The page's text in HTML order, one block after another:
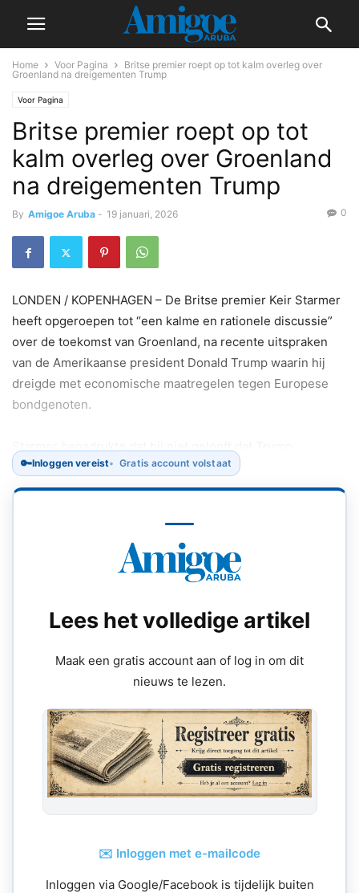
Home Voor Pagina
Britse premier roept op tot kalm overleg over
Groenland na dreigementen Trump
Voor Pagina
Britse premier roept op tot
kalm overleg over Groenland
na dreigementen Trump
By Amigoe Aruba - 19 januari, 2026 0
LONDEN / KOPENHAGEN – De Britse premier Keir Starmer
heeft opgeroepen tot “een kalme en rationele discussie”
over de toekomst van Groenland, na recente uitspraken
van de Amerikaanse president Donald Trump waarin hij
dreigde met economische maatregelen tegen Europese
bondgenoten.
daadwerkelijk militaire actie overweegt tegen Groenland.
🔑Inloggen vereist Gratis account volstaat
Lees het volledige artikel
Maak een gratis account aan of log in om dit
nieuws te lezen.
✉️ Inloggen met e-mailcode
Inloggen via Google/Facebook is tijdelijk buiten